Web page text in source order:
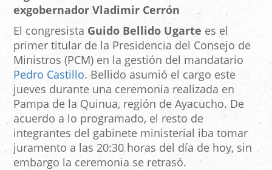
exgobernador Vladimir Cerrón
El congresista Guido Bellido Ugarte es el
primer titular de la Presidencia del Consejo de
Ministros (PCM) en la gestión del mandatario
Pedro Castillo. Bellido asumió el cargo este
jueves durante una ceremonia realizada en
Pampa de la Quinua, región de Ayacucho. De
acuerdo a lo programado, el resto de
integrantes del gabinete ministerial iba tomar
juramento a las 20:30 horas del día de hoy, sin
embargo la ceremonia se retrasó.